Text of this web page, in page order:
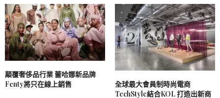
顛覆奢侈品行業 蕾哈娜新品牌
Fenty將只在線上銷售
全球最大會員制時尚電商
TechStyle結合KOL 打造出新商